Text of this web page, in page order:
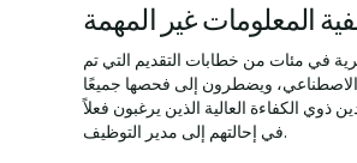
المعلومات غير المهمة
في مئات من خطابات التقديم التي تم
الاصطناعي، ويضطرون إلى فحصها جميعًا
ذوي الكفاءة العالية الذين يرغبون فعلاً
في إحالتهم إلى مدير التوظيف.